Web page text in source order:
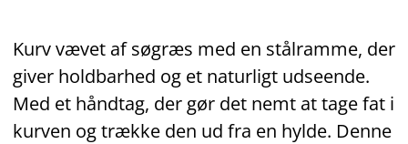
Kurv vævet af søgræs med en stålramme, der
giver holdbarhed og et naturligt udseende.
Med et håndtag, der gør det nemt at tage fat i
kurven og trække den ud fra en hylde. Denne